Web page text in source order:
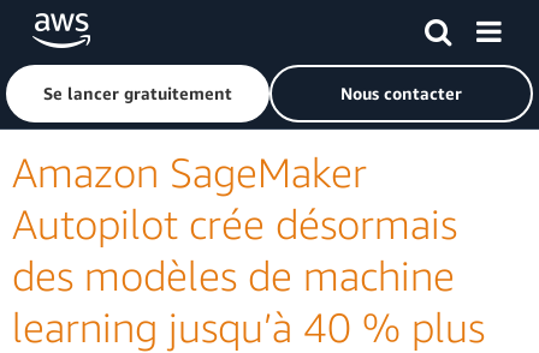
Passer au contenu principal
Cliquer ici pour revenir à la page d'accueil d'Amazon Web
Se lancer gratuitement Nous contacter
Amazon SageMaker
Autopilot crée désormais
des modèles de machine
learning jusqu’à 40 % plus